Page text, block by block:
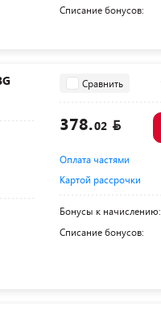
Списание бонусов:
Сравнить
378.02
Оплата частями
Картой рассрочки
Бонусы к начислению:
Списание бонусов: